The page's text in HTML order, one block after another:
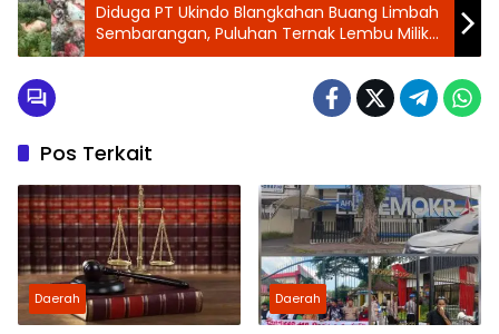
Diduga PT Ukindo Blangkahan Buang Limbah
Sembarangan, Puluhan Ternak Lembu Milik
Warga Mati
Pos Terkait
Daerah Daerah